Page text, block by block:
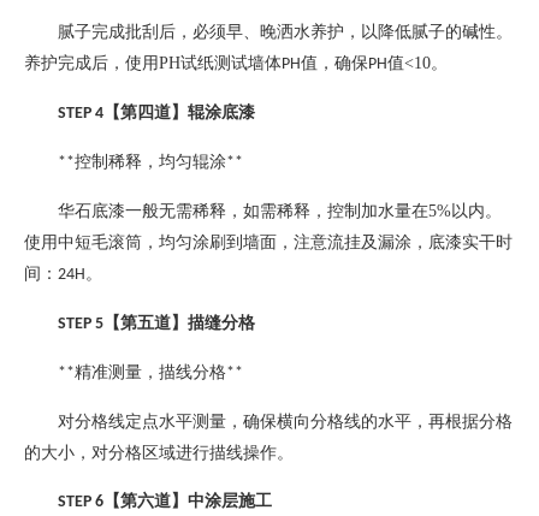
腻子完成批刮后，必须早、晚洒水养护，以降低腻子的碱性。
养护完成后，使用PH试纸测试墙体PH值，确保PH值<10。
STEP 4 【第四道】辊涂底漆
**控制稀释，均匀辊涂**
华石底漆一般无需稀释，如需稀释，控制加水量在5%以内。
使用中短毛滚筒，均匀涂刷到墙面，注意流挂及漏涂，底漆实干时
间： 24H。
STEP 5 【第五道】描缝分格
**精准测量，描线分格**
对分格线定点水平测量，确保横向分格线的水平，再根据分格
的大小，对分格区域进行描线操作。
STEP 6 【第六道】中涂层施工